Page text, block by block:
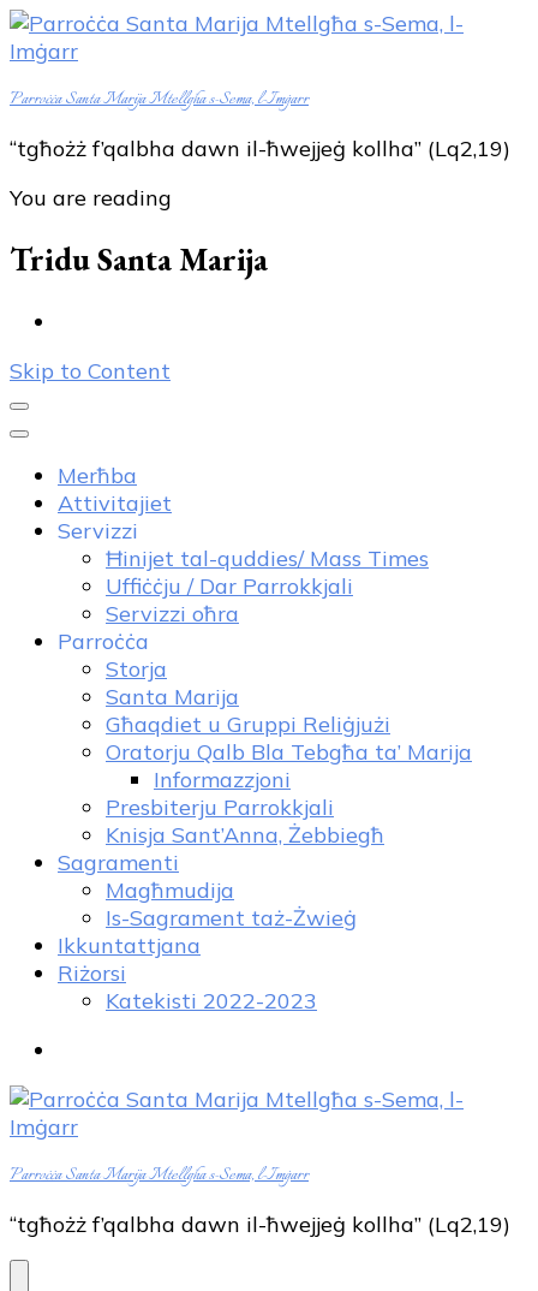
Parroċċa Santa Marija Mtellgħa s-Sema, l-Imġarr
“tgħożż f’qalbha dawn il-ħwejjeġ kollha” (Lq2,19)
You are reading
Tridu Santa Marija
Skip to Content
Merħba
Attivitajiet
Servizzi
Ħinijet tal-quddies/ Mass Times
Uffiċċju / Dar Parrokkjali
Servizzi oħra
Parroċċa
Storja
Santa Marija
Għaqdiet u Gruppi Reliġjużi
Oratorju Qalb Bla Tebgħa ta’ Marija
Informazzjoni
Presbiterju Parrokkjali
Knisja Sant’Anna, Żebbiegħ
Sagramenti
Magħmudija
Is-Sagrament taż-Żwieġ
Ikkuntattjana
Riżorsi
Katekisti 2022-2023
Parroċċa Santa Marija Mtellgħa s-Sema, l-Imġarr
“tgħożż f’qalbha dawn il-ħwejjeġ kollha” (Lq2,19)